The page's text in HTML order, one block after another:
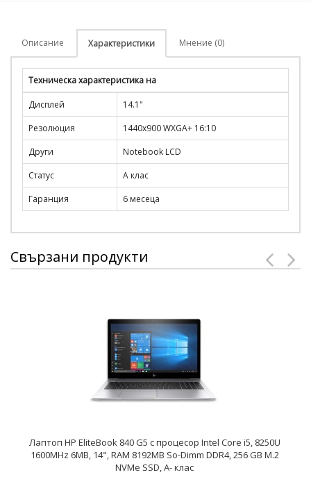
Описание Характеристики Мнение (0)
Техническа характеристика на
Дисплей
14.1"
Резолюция
1440x900 WXGA+ 16:10
Други
Notebook LCD
Статус
А клас
Гаранция
6 месеца
Свързани продукти
Лаптоп HP EliteBook 840 G5 с процесор Intel Core i5, 8250U
1600MHz 6MB, 14", RAM 8192MB So-Dimm DDR4, 256 GB M.2
NVMe SSD, A- клас